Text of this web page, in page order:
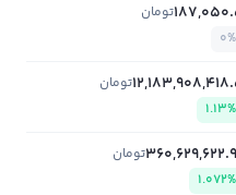
تومان
0%
تومان
1.13%
تومان
1.072%